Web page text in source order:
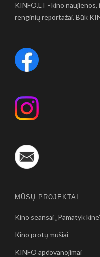
KINFO.LT - kino naujienos,
renginių reportažai. Būk
MŪSŲ PROJEKTAI
Kino seansai „Pamatyk
Kino protų mūšiai
KINFO apdovanojimai